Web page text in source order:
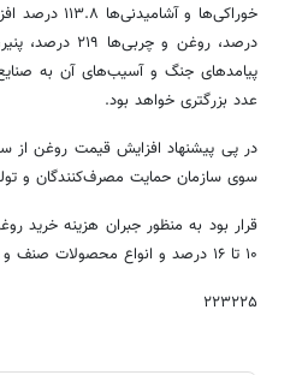
عدد بزرگتری خواهد بود.
در پی پیشنهاد افزایش قیمت روغن از
سوی سازمان حمایت مصرف‌کنندگان و
۱۰ تا ۱۶ درصد و انواع محصولات صنف و صنعت از ۵ تا ۱۶ درصد افزایش پیدا کند که منتفی است.
۲۲۳۲۲۵